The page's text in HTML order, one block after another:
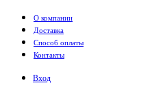
Перейти к основному содержанию
О компании
Доставка
Способ оплаты
Контакты
Вход